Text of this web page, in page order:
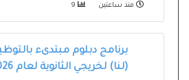
منذ ساعتين
برنامج دبلوم مبتدىء
(لنا) لخريجي الثانوية لعام 2026م